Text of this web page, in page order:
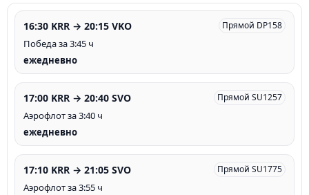
16:30 KRR → 20:15 VKO Прямой DP158
Победа за 3:45 ч
ежедневно
17:00 KRR → 20:40 SVO Прямой SU1257
Аэрофлот за 3:40 ч
ежедневно
17:10 KRR → 21:05 SVO Прямой SU1775
Аэрофлот за 3:55 ч